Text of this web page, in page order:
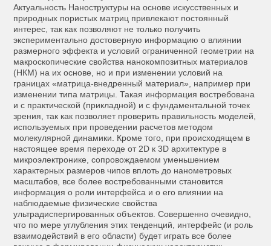
Актуальность Наноструктуры на основе искусственных и
природных пористых матриц привлекают постоянный
интерес, так как позволяют не только получить
экспериментально достоверную информацию о влиянии
размерного эффекта и условий ограниченной геометрии на
макроскопические свойства нанокомпозитных материалов
(НКМ) на их основе, но и при изменении условий на
границах «матрица-внедренный материал», например при
изменении типа матрицы. Такая информация востребована
и с практической (прикладной) и с фундаментальной точек
зрения, так как позволяет проверить правильность моделей,
используемых при проведении расчетов методом
молекулярной динамики. Кроме того, при происходящем в
настоящее время переходе от 2D к 3D архитектуре в
микроэлектронике, сопровождаемом уменьшением
характерных размеров чипов вплоть до нанометровых
масштабов, все более востребованными становится
информация о роли интерфейса и о его влиянии на
наблюдаемые физические свойства
ультрадиспергированных объектов. Совершенно очевидно,
что по мере углубления этих тенденций, интерфейс (и роль
взаимодействий в его области) будет играть все более